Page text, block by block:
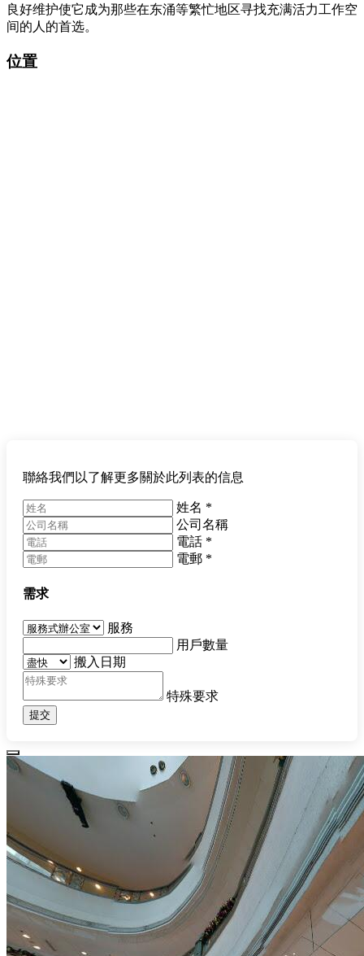
良好维护使它成为那些在东涌等繁忙地区寻找充满活力工作空
间的人的首选。
位置
聯絡我們以了解更多關於此列表的信息
姓名 *
公司名稱
電話 *
電郵 *
需求
服務
用戶數量
搬入日期
特殊要求
提交